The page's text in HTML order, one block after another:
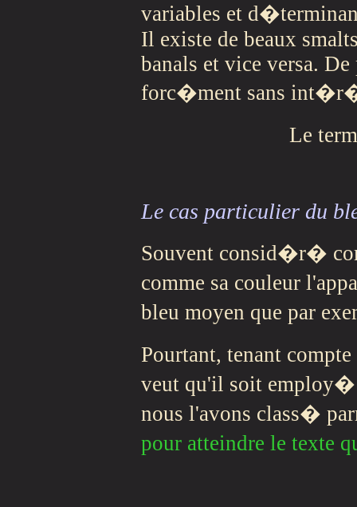
variables et
Il existe de beaux
banals et vice versa.
forc�ment sans
Le
Le cas particulier du
Souvent consid�r�
comme sa couleur
bleu moyen que par
Pourtant, tenant
veut qu'il soit
nous l'avons class�
pour atteindre le texte